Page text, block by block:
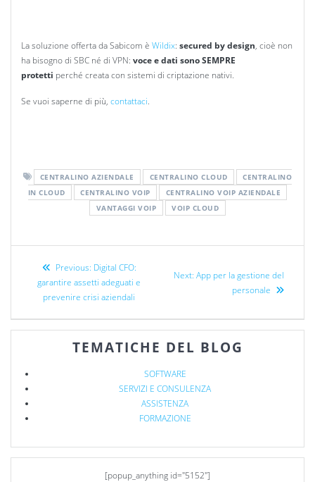
La soluzione offerta da Sabicom è Wildix: secured by design, cioè non
ha bisogno di SBC né di VPN: voce e dati sono SEMPRE
protetti perché creata con sistemi di criptazione nativi.
Se vuoi saperne di più, contattaci.
CENTRALINO AZIENDALE CENTRALINO CLOUD
CENTRALINO
IN CLOUD
CENTRALINO VOIP
CENTRALINO VOIP AZIENDALE
VANTAGGI VOIP
VOIP CLOUD
Previous: Digital CFO:
garantire assetti adeguati e
prevenire crisi aziendali
Next: App per la gestione del
personale
TEMATICHE DEL BLOG
SOFTWARE
SERVIZI E CONSULENZA
ASSISTENZA
FORMAZIONE
[popup_anything id="5152"]